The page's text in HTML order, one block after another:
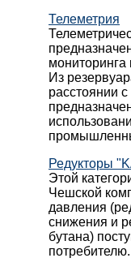
Телеметрия
мониторинга
Из
расстоянии
Редукторы
Этой
Чешской
давления
снижения и
бутана)
потребителю.